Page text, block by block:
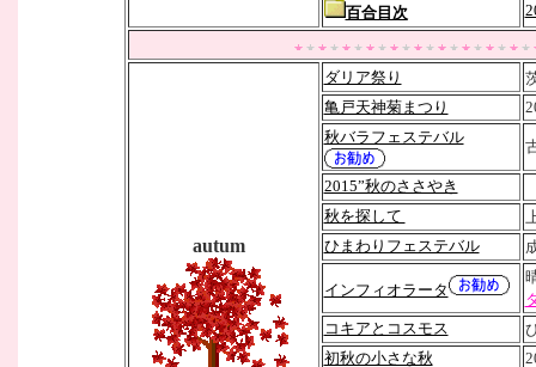
百合目次
autum
ダリア祭り
亀戸天神菊まつり
秋バラフェステバル
2015”秋のささやき
秋を探して
ひまわりフェステバル
インフィオラータ
コキアとコスモス
初秋の小さな秋